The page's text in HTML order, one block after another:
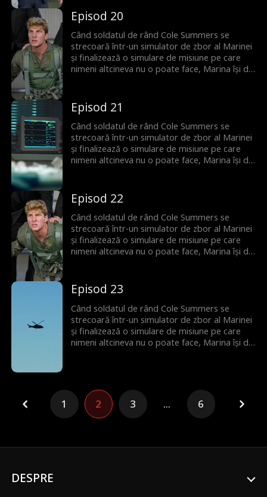
întâi trebuie să se confrunte cu politicieni
corupți, miliardari răi din tehnologie și chiar cu
propria sa moștenire de familie dezonorată.
Episod 20
Când soldatul de rând Cole Summers se
strecoară într-un simulator de zbor al Marinei
și finalizează o simulare de misiune pe care
nimeni altcineva nu o poate face, Marina își dă
întâi trebuie să se confrunte cu politicieni
corupți, miliardari răi din tehnologie și chiar cu
propria sa moștenire de familie dezonorată.
Episod 21
Când soldatul de rând Cole Summers se
strecoară într-un simulator de zbor al Marinei
și finalizează o simulare de misiune pe care
nimeni altcineva nu o poate face, Marina își dă
întâi trebuie să se confrunte cu politicieni
corupți, miliardari răi din tehnologie și chiar cu
propria sa moștenire de familie dezonorată.
Episod 22
Când soldatul de rând Cole Summers se
strecoară într-un simulator de zbor al Marinei
și finalizează o simulare de misiune pe care
nimeni altcineva nu o poate face, Marina își dă
întâi trebuie să se confrunte cu politicieni
corupți, miliardari răi din tehnologie și chiar cu
propria sa moștenire de familie dezonorată.
Episod 23
Când soldatul de rând Cole Summers se
strecoară într-un simulator de zbor al Marinei
și finalizează o simulare de misiune pe care
nimeni altcineva nu o poate face, Marina își dă
corupți, miliardari răi din tehnologie și chiar cu
propria sa moștenire de familie dezonorată.
1 2 3 ... 6
DESPRE